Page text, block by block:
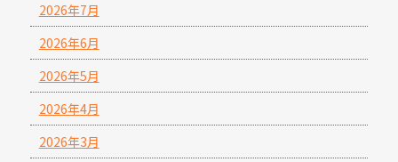
2026年7月
2026年6月
2026年5月
2026年4月
2026年3月